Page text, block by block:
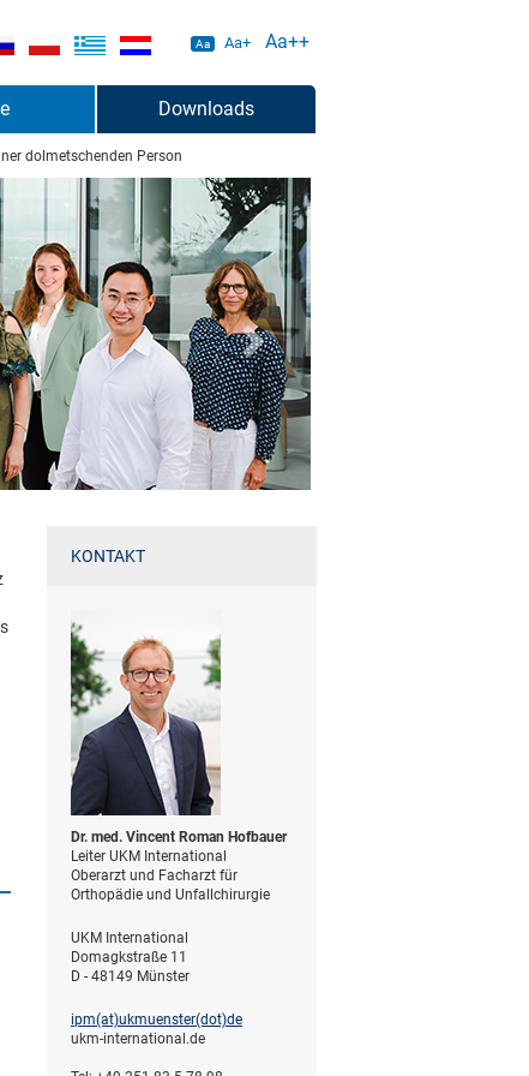
Aa Aa+ Aa++
Downloads
dolmetschenden Person
KONTAKT
Dr. med. Vincent Roman Hofbauer
Leiter UKM International
Oberarzt und Facharzt für
Orthopädie und Unfallchirurgie
UKM International
Domagkstraße 11
D - 48149 Münster
ipm(at)­ukmuenster(dot)­de
ukm-international.de